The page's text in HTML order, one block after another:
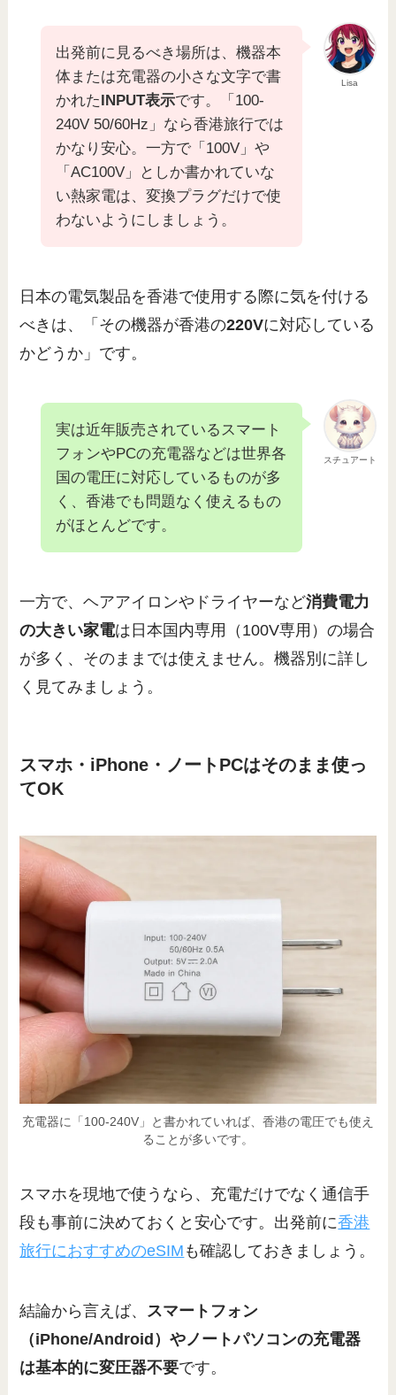
Lisa
出発前に見るべき場所は、機器本
体または充電器の小さな文字で書
かれた INPUT表示です。「100-
240V 50/60Hz」なら香港旅行では
かなり安心。一方で「100V」や
「AC100V」としか書かれていな
い熱家電は、変換プラグだけで使
わないようにしましょう。
日本の電気製品を香港で使用する際に気を付ける
べきは、「その機器が香港の220Vに対応している
かどうか」です。
スチュアート
実は近年販売されているスマート
フォンやPCの充電器などは世界各
国の電圧に対応しているものが多
く、香港でも問題なく使えるもの
がほとんどです。
一方で、ヘアアイロンやドライヤーなど消費電力
の大きい家電は日本国内専用（100V専用）の場合
が多く、そのままでは使えません。機器別に詳し
く見てみましょう。
スマホ・iPhone・ノートPCはそのまま使っ
てOK
充電器に「100-240V」と書かれていれば、香港の電圧でも使え
ることが多いです。
スマホを現地で使うなら、充電だけでなく通信手
段も事前に決めておくと安心です。出発前に香港
旅行におすすめのeSIM も確認しておきましょう。
結論から言えば、 スマートフォン
（iPhone/Android）やノートパソコンの充電器
は基本的に変圧器不要です。